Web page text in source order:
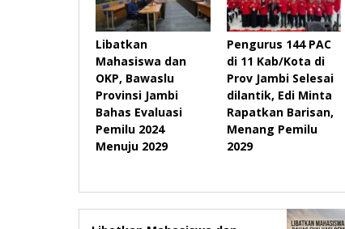
Libatkan
Mahasiswa dan
OKP, Bawaslu
Provinsi Jambi
Bahas Evaluasi
Pemilu 2024
Menuju 2029
Pengurus 144 PAC
di 11 Kab/Kota di
Prov Jambi Selesai
dilantik, Edi Minta
Rapatkan Barisan,
Menang Pemilu
2029